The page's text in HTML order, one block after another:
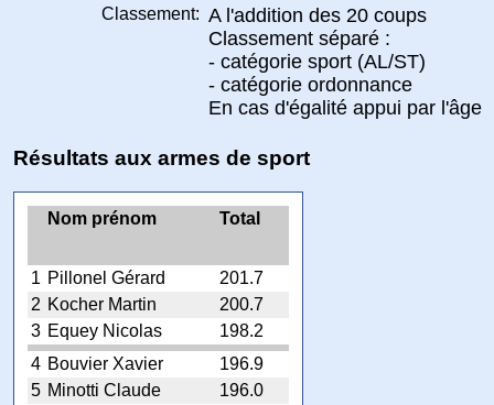
Classement: A l'addition des 20 coups
Classement séparé :
- catégorie sport (AL/ST)
- catégorie ordonnance
En cas d'égalité appui par l'âge
Résultats aux armes de sport
Nom prénom Total
1 Pillonel Gérard
201.7
2 Kocher Martin
200.7
3 Equey Nicolas
198.2
4 Bouvier Xavier
196.9
5 Minotti Claude
196.0